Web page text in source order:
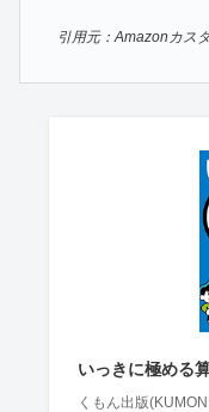
引用元：Amazonカス
いっきに極める
くもん出版